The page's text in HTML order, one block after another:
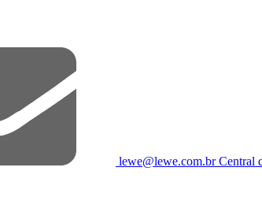
lewe@lewe.com.brCentral